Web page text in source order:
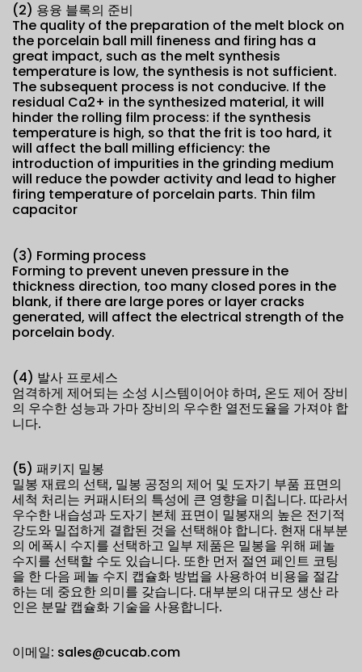
(2) 용융 블록의 준비
The quality of the preparation of the melt block on
the porcelain ball mill fineness and firing has a
great impact, such as the melt synthesis
temperature is low, the synthesis is not sufficient.
The subsequent process is not conducive. If the
residual Ca2+ in the synthesized material, it will
hinder the rolling film process: if the synthesis
temperature is high, so that the frit is too hard, it
will affect the ball milling efficiency: the
introduction of impurities in the grinding medium
will reduce the powder activity and lead to higher
firing temperature of porcelain parts. Thin film
capacitor
(3) Forming process
Forming to prevent uneven pressure in the
thickness direction, too many closed pores in the
blank, if there are large pores or layer cracks
generated, will affect the electrical strength of the
porcelain body.
(4) 발사 프로세스
엄격하게 제어되는 소성 시스템이어야 하며, 온도 제어 장비
의 우수한 성능과 가마 장비의 우수한 열전도율을 가져야 합
니다.
(5) 패키지 밀봉
밀봉 재료의 선택, 밀봉 공정의 제어 및 도자기 부품 표면의
세척 처리는 커패시터의 특성에 큰 영향을 미칩니다. 따라서
우수한 내습성과 도자기 본체 표면이 밀봉재의 높은 전기적
강도와 밀접하게 결합된 것을 선택해야 합니다. 현재 대부분
의 에폭시 수지를 선택하고 일부 제품은 밀봉을 위해 페놀
수지를 선택할 수도 있습니다. 또한 먼저 절연 페인트 코팅
을 한 다음 페놀 수지 캡슐화 방법을 사용하여 비용을 절감
하는 데 중요한 의미를 갖습니다. 대부분의 대규모 생산 라
인은 분말 캡슐화 기술을 사용합니다.
이메일: sales@cucab.com